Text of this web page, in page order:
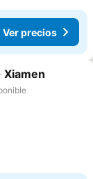
Ver precios
Xiamen